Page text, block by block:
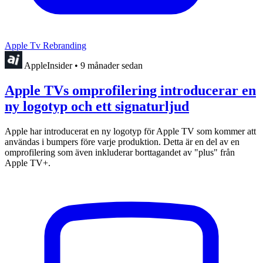
Apple Tv Rebranding
AppleInsider • 9 månader sedan
Apple TVs omprofilering introducerar en
ny logotyp och ett signaturljud
Apple har introducerat en ny logotyp för Apple TV som kommer att
användas i bumpers före varje produktion. Detta är en del av en
omprofilering som även inkluderar borttagandet av "plus" från
Apple TV+.